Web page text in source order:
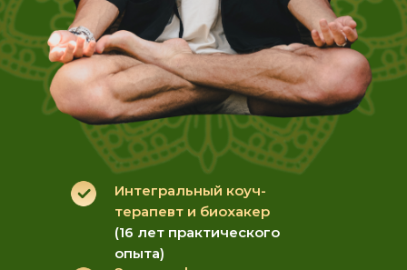
Интегральный коуч-
терапевт и биохакер
(16 лет практического
опыта)